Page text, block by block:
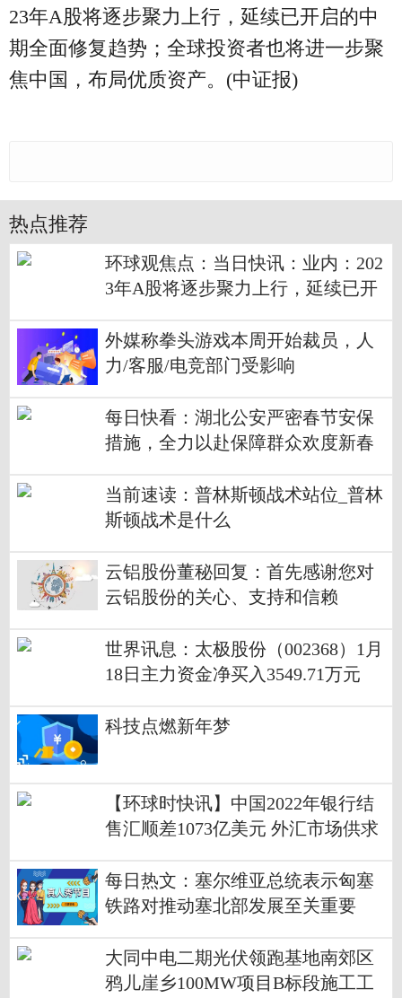
23年A股将逐步聚力上行，延续已开启的中
期全面修复趋势；全球投资者也将进一步聚
焦中国，布局优质资产。(中证报)
热点推荐
环球观焦点：当日快讯：业内：202
3年A股将逐步聚力上行，延续已开
外媒称拳头游戏本周开始裁员，人
力/客服/电竞部门受影响
每日快看：湖北公安严密春节安保
措施，全力以赴保障群众欢度新春
当前速读：普林斯顿战术站位_普林
斯顿战术是什么
云铝股份董秘回复：首先感谢您对
云铝股份的关心、支持和信赖
世界讯息：太极股份（002368）1月
18日主力资金净买入3549.71万元
科技点燃新年梦
【环球时快讯】中国2022年银行结
售汇顺差1073亿美元 外汇市场供求
每日热文：塞尔维亚总统表示匈塞
铁路对推动塞北部发展至关重要
大同中电二期光伏领跑基地南郊区
鸦儿崖乡100MW项目B标段施工工